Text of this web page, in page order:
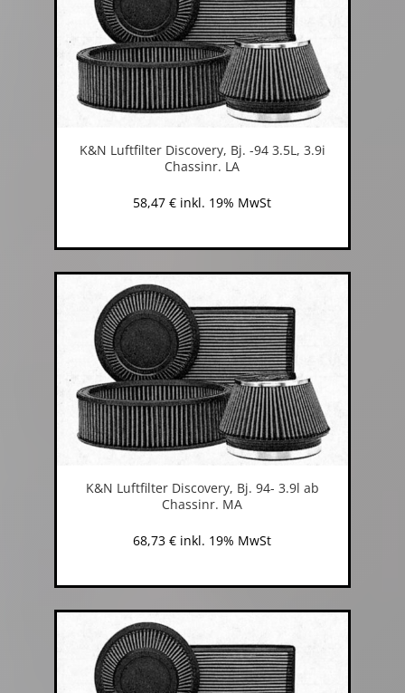
K&N Luftfilter Discovery, Bj. -94 3.5L, 3.9i
Chassinr. LA
58,47€ inkl. 19% MwSt
K&N Luftfilter Discovery, Bj. 94- 3.9l ab
Chassinr. MA
68,73€ inkl. 19% MwSt